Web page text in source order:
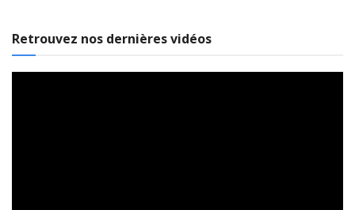
Retrouvez nos dernières vidéos